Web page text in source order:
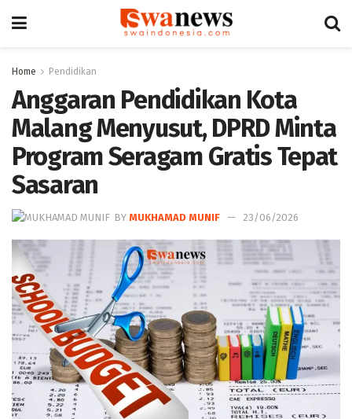
Home Pendidikan
Anggaran Pendidikan Kota
Malang Menyusut, DPRD Minta
Program Seragam Gratis Tepat
Sasaran
BY MUKHAMAD MUNIF 23/06/2026